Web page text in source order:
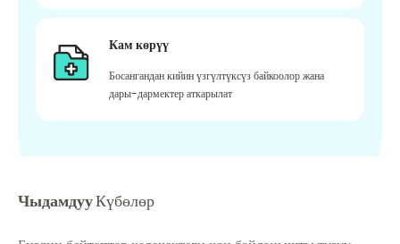
Кам көрүү
Босангандан кийин үзгүлтүксүз байкоолор жана
дары-дармектер аткарылат
ЧыдамдууКүбөлөр